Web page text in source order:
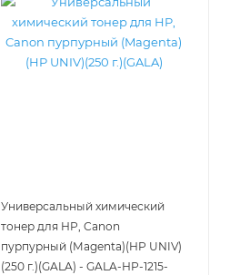
Универсальный химический
тонер для HP, Canon
пурпурный (Magenta)(HP UNIV)
(250 г.)(GALA) - GALA-HP-1215-